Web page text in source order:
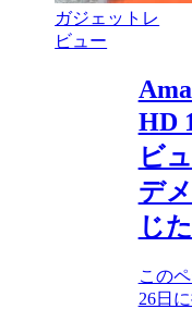
ガジェットレ
ビュー
HD
ビ
デ
じた
この
26日